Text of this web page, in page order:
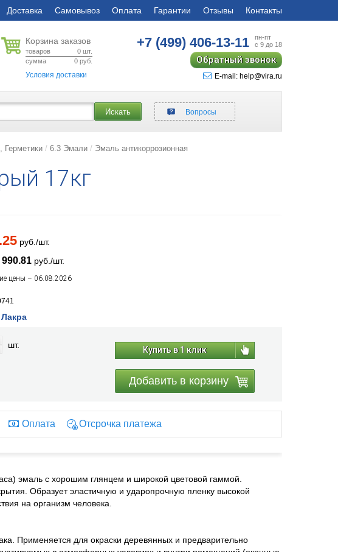
Доставка Самовывоз Оплата Гарантии Отзывы Контакты
Корзина заказов
товаров 0 шт.
сумма
0 руб.
Условия доставки
+7 (499)406-13-11
пн-пт
с 9 до 18
Обратный звонок
E-mail: help@vira.ru
Искать Вопросы
Герметики 6.3 Эмали
Эмаль антикоррозионная
17кг
руб./шт.
990.81руб./шт.
цены – 06.08.2026
Лакра
шт. Купить в 1 клик
Добавить в корзину
Оплата Отсрочка платежа
эмаль с хорошим глянцем и широкой цветовой гаммой.
Образует эластичную и ударопрочную пленку высокой
на организм человека.
Применяется для окраски деревянных и предварительно